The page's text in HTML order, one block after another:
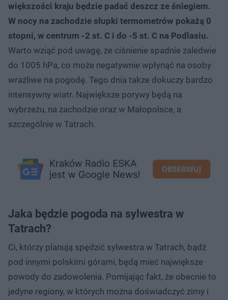
większości kraju będzie padać deszcz ze śniegiem.
W nocy na zachodzie słupki termometrów pokażą 0
stopni, w centrum -2 st. C i do -5 st. C na Podlasiu.
Warto wziąć pod uwagę, ze ciśnienie spadnie zaledwie
do 1005 hPa, co może negatywnie wpłynąć na osoby
wrażliwe na pogodę. Tego dnia takze dokuczy bardzo
intensywny wiatr. Największe porywy będą na
wybrzeżu, na zachodzie oraz w Małopolsce, a
szczególnie w Tatrach.
Jaka będzie pogoda na sylwestra w
Tatrach?
Ci, którzy planują spędzić sylwestra w Tatrach, bądź
pod innymi polskimi górami, będą mieć największe
powody do zadowolenia. Pomijając fakt, że obecnie to
jedyne regiony, w których można doświadczyć zimy i